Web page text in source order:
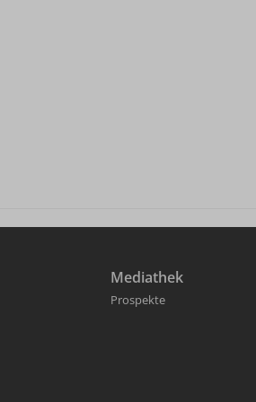
Mediathek
Prospekte